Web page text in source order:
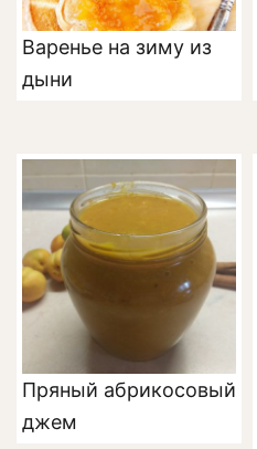
Варенье на зиму из
дыни
Пряный абрикосовый
джем